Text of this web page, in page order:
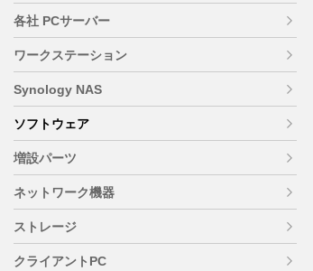
各社 PCサーバー
ワークステーション
Synology NAS
ソフトウェア
増設パーツ
ネットワーク機器
ストレージ
クライアントPC